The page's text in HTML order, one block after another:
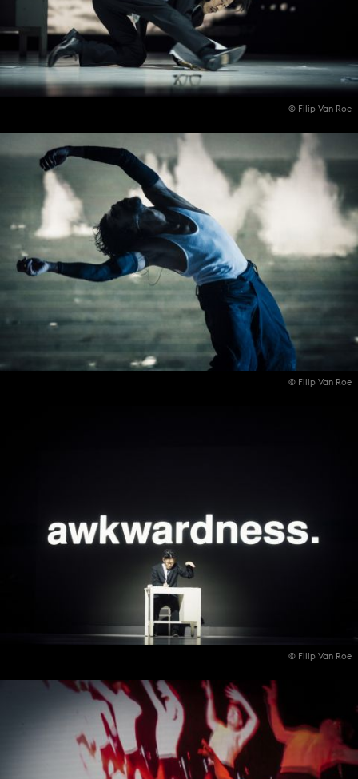
© Filip Van Roe
© Filip Van Roe
© Filip Van Roe